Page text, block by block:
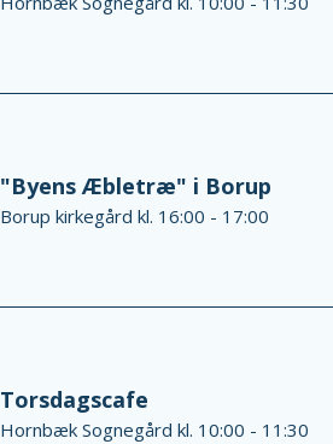
"Byens Æbletræ" i Borup
Borup kirkegård kl. 16:00 - 17:00
Torsdagscafe
Hornbæk Sognegård kl. 10:00 - 11:30